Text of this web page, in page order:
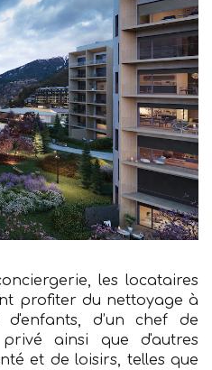
les locataires
profiter du nettoyage à
d’un chef de
ainsi que d'autres
et de loisirs, telles que